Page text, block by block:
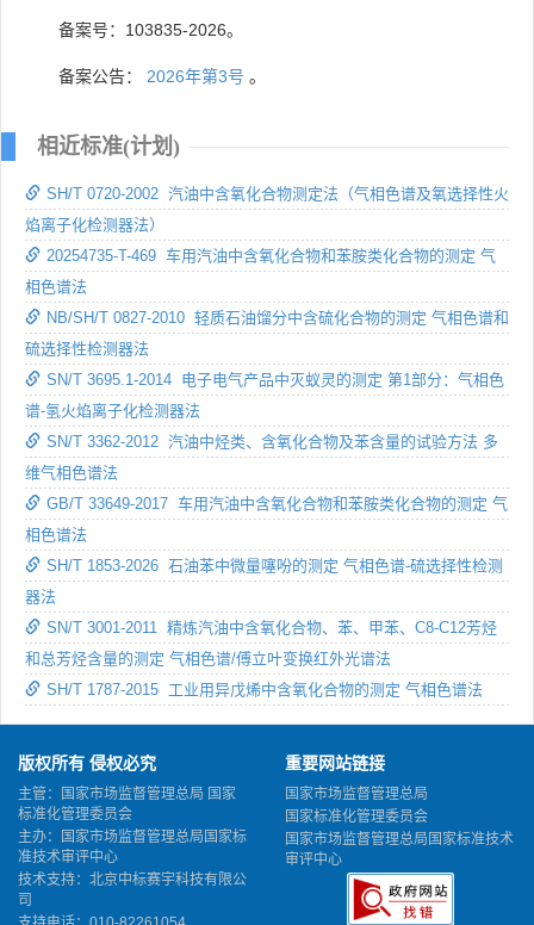
备案号：103835-2026。
备案公告： 2026年第3号 。
相近标准(计划)
SH/T 0720-2002 汽油中含氧化合物测定法（气相色谱及氧选择性火
焰离子化检测器法）
20254735-T-469 车用汽油中含氧化合物和苯胺类化合物的测定 气
相色谱法
NB/SH/T 0827-2010 轻质石油馏分中含硫化合物的测定 气相色谱和
硫选择性检测器法
SN/T 3695.1-2014 电子电气产品中灭蚁灵的测定 第1部分：气相色
谱-氢火焰离子化检测器法
SN/T 3362-2012 汽油中烃类、含氧化合物及苯含量的试验方法 多
维气相色谱法
GB/T 33649-2017 车用汽油中含氧化合物和苯胺类化合物的测定 气
相色谱法
SH/T 1853-2026 石油苯中微量噻吩的测定 气相色谱-硫选择性检测
器法
SN/T 3001-2011 精炼汽油中含氧化合物、苯、甲苯、C8-C12芳烃
和总芳烃含量的测定 气相色谱/傅立叶变换红外光谱法
SH/T 1787-2015 工业用异戊烯中含氧化合物的测定 气相色谱法
版权所有 侵权必究
主管：国家市场监督管理总局 国家
标准化管理委员会
主办：国家市场监督管理总局国家标
准技术审评中心
技术支持：北京中标赛宇科技有限公
司
重要网站链接
国家市场监督管理总局
国家标准化管理委员会
国家市场监督管理总局国家标准技术
审评中心